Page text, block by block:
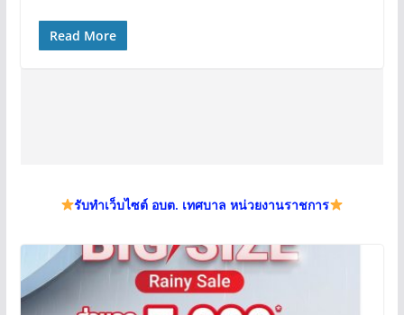
Read More
รับทำเว็บไซต์ อบต. เทศบาล หน่วยงานราชการ